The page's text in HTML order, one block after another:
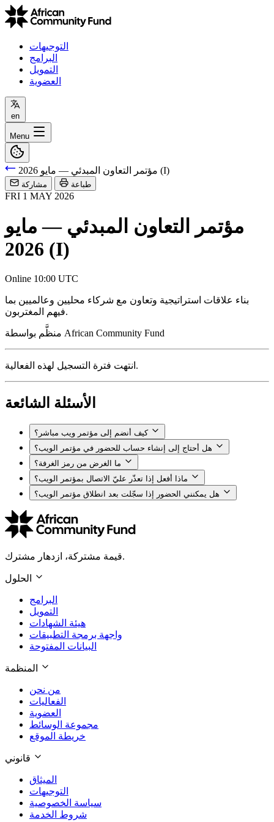
التوجيهات
البرامج
التمويل
العضوية
en
Menu
مؤتمر التعاون المبدئي — مايو 2026 (I)
مشاركة طباعة
FRI 1 MAY 2026
مؤتمر التعاون المبدئي — مايو
2026 (I)
Online 10:00 UTC
بناء علاقات استراتيجية وتعاون مع شركاء محليين وعالميين بما
فيهم المغتربون.
African Community Fund
انتهت فترة التسجيل لهذه الفعالية.
الأسئلة الشائعة
كيف أنضم إلى مؤتمر ويب مباشر؟
هل أحتاج إلى إنشاء حساب للحضور في مؤتمر الويب؟
ما الغرض من رمز الغرفة؟
ماذا أفعل إذا تعذّر عليّ الاتصال بمؤتمر الويب؟
هل يمكنني الحضور إذا سجّلت بعد انطلاق مؤتمر الويب؟
قيمة مشتركة، ازدهار مشترك.
الحلول
البرامج
التمويل
هيئة الشهادات
واجهة برمجة التطبيقات
البيانات المفتوحة
المنظمة
من نحن
الفعاليات
العضوية
مجموعة الوسائط
خريطة الموقع
قانوني
الميثاق
التوجيهات
سياسة الخصوصية
شروط الخدمة